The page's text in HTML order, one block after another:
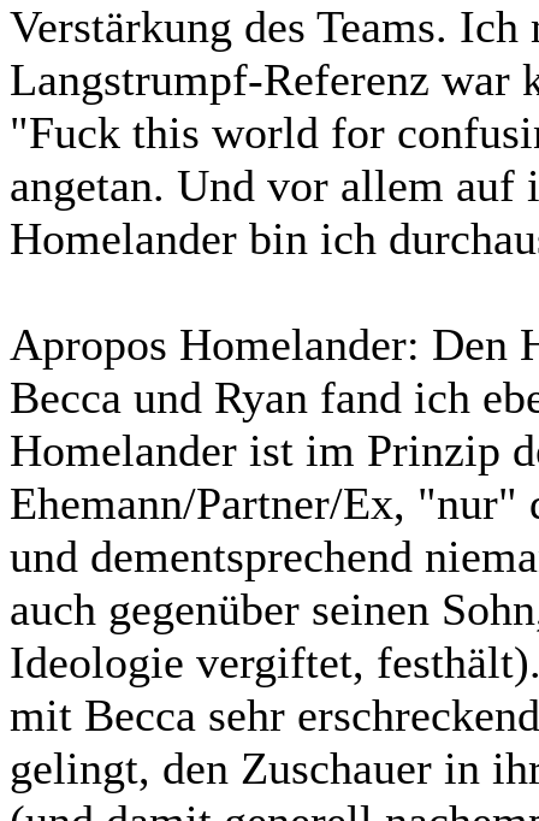
Verstärkung des Teams.
Langstrumpf-Referenz
"Fuck this world for
angetan. Und vor allem auf
Homelander bin ich
Apropos Homelander: Den
Becca und Ryan fand ich
Homelander ist im Prinzip
Ehemann/Partner/Ex, "nur"
und dementsprechend
auch gegenüber seinen
Ideologie vergiftet,
mit Becca sehr
gelingt, den Zuschauer in